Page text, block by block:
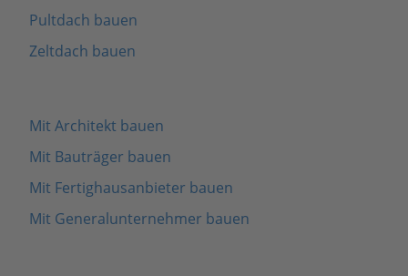
Pultdach bauen
Zeltdach bauen
Mit Architekt bauen
Mit Bauträger bauen
Mit Fertighausanbieter bauen
Mit Generalunternehmer bauen